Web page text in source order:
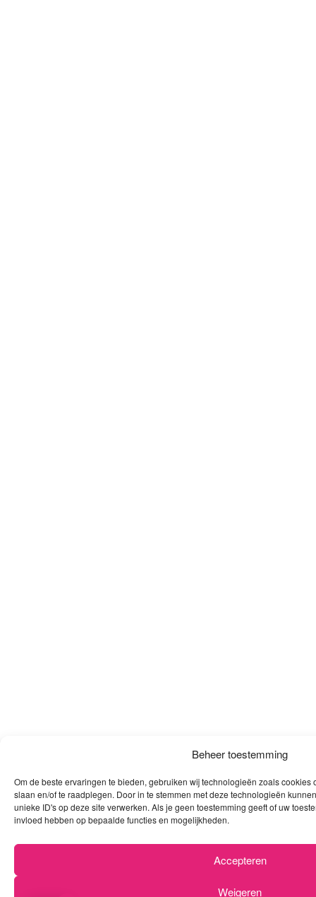
Beheer toestemming
Om de beste ervaringen te bieden, gebruiken wij technologieën zoals cookies
slaan en/of te raadplegen. Door in te stemmen met deze technologieën
unieke ID's op deze site verwerken. Als je geen toestemming geeft of uw
invloed hebben op bepaalde functies en mogelijkheden.
Accepteren
Weigeren